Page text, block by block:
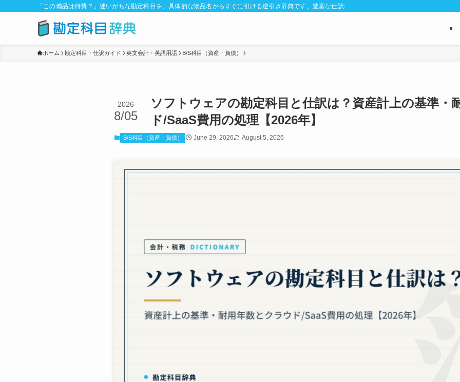
「この備品は何費？」迷いがちな勘定科目を、具体的な物品名からすぐに引ける逆引き辞典です。豊富な仕訳事例と判断に迷う経費区分のポイン
ホーム 勘定科目・仕訳ガイド 英文会計・英語用語 B/S科目（資産・負債）
ソフトウェアの勘定科目と仕訳は？資産計上の基準・
ド/SaaS費用の処理【2026年】
2026
8/05
B/S科目（資産・負債） June 29, 2026 August 5, 2026